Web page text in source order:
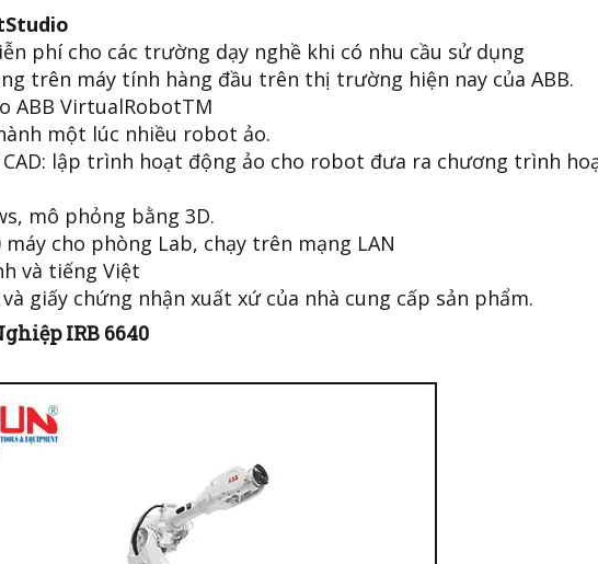
phí cho các trường dạy nghề khi có nhu cầu sử dụng
trên máy tính hàng đầu trên thị trường hiện nay của ABB.
ABB VirtualRobotTM
một lúc nhiều robot ảo.
lập trình hoạt động ảo cho robot đưa ra chương trình
mô phỏng bằng 3D.
cho phòng Lab, chạy trên mạng LAN
và tiếng Việt
giấy chứng nhận xuất xứ của nhà cung cấp sản phẩm.
IRB 6640